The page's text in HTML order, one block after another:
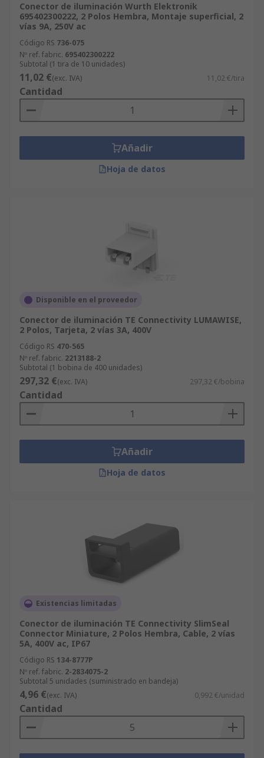
Conector de iluminación Wurth Elektronik
695402300222, 2 Polos Hembra, Montaje superficial, 2
vías 9A, 250V ac
Código RS 736-075
Nº ref. fabric. 695402300222
Subtotal (1 tira de 10 unidades)
11,02 €(exc. IVA) 11,02 €/tira
Cantidad
Añadir
Hoja de datos
Disponible en el proveedor
Conector de iluminación TE Connectivity LUMAWISE,
2 Polos, Tarjeta, 2 vías 3A, 400V
Código RS 470-565
Nº ref. fabric. 2213188-2
Subtotal (1 bobina de 400 unidades)
297,32 €(exc. IVA) 297,32 €/bobina
Cantidad
Añadir
Hoja de datos
Existencias limitadas
Conector de iluminación TE Connectivity SlimSeal
Connector Miniature, 2 Polos Hembra, Cable, 2 vías
5A, 400V ac, IP67
Código RS 134-8777P
Nº ref. fabric. 2-2834075-2
Subtotal 5 unidades (suministrado en bandeja)
4,96 €(exc. IVA) 0,992 €/unidad
Cantidad